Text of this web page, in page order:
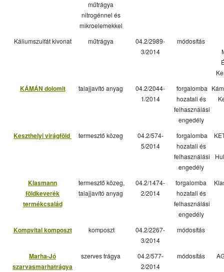
műtrágya
nitrogénnel és
mikroelemekkel
Káliumszulfát kivonat műtrágya
04.2/2989-
3/2014
módosítás
KÁMÁN dolomit talajjavító anyag
04.2/2044-
1/2014
forgalomba
hozatali és
felhasználási
engedély
Keszthelyi virágföld termesztő közeg
04.2/574-
5/2014
forgalomba
hozatali és
felhasználási
engedély
Klasmann
földkeverék
termékcsalád
termesztő közeg,
talajjavító anyag
04.2/1474-
2/2014
forgalomba
hozatali és
felhasználási
engedély
Kompvital komposzt komposzt
04.2/2267-
3/2014
módosítás
Marha-Jó
szarvasmarhatrágya
szerves trágya
04.2/577-
2/2014
módosítás